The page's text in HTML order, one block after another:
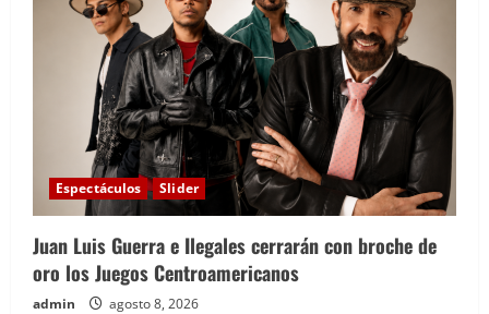
Espectáculos Slider
Juan Luis Guerra e Ilegales cerrarán con broche de
oro los Juegos Centroamericanos
admin agosto 8, 2026